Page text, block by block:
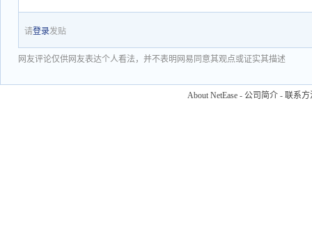
请登录发贴
网友评论仅供网友表达个人看法，并不表明网易同意其观点或证实其描述
About NetEase - 公司简介 - 联系方